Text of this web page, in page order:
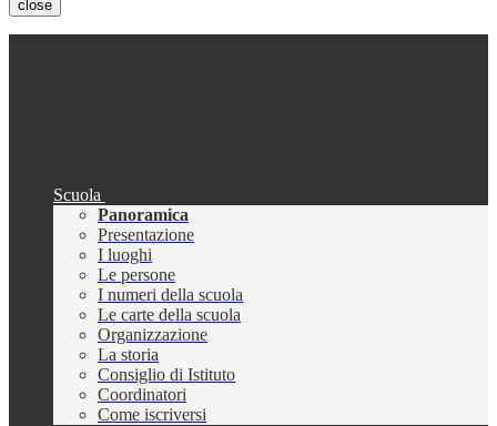
close
Scuola
Panoramica
Presentazione
I luoghi
Le persone
I numeri della scuola
Le carte della scuola
Organizzazione
La storia
Consiglio di Istituto
Coordinatori
Come iscriversi